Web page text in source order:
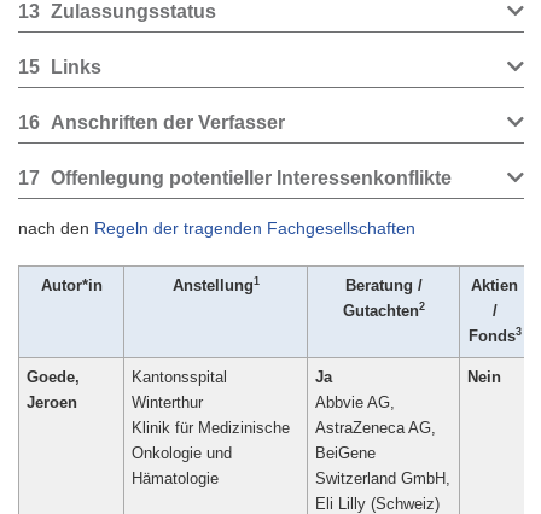
13 Zulassungsstatus
15 Links
16 Anschriften der Verfasser
17 Offenlegung potentieller Interessenkonflikte
nach den Regeln der tragenden Fachgesellschaften
Autor*in Anstellung1
Beratung /
Gutachten2
Aktien
/
Fonds3
Goede,
Jeroen
Kantonsspital
Winterthur
Klinik für Medizinische
Onkologie und
Hämatologie
Ja
Abbvie AG,
AstraZeneca AG,
BeiGene
Switzerland GmbH,
Eli Lilly (Schweiz)
Nein